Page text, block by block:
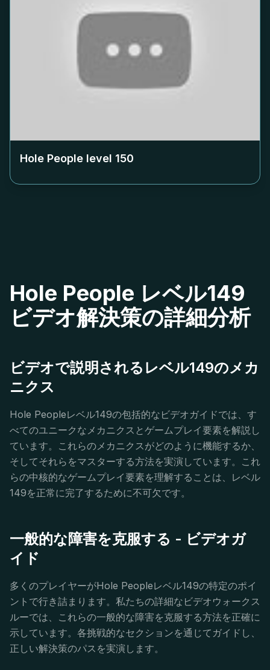
Hole People level 150
Hole People レベル149
ビデオ解決策の詳細分析
ビデオで説明されるレベル149のメカ
ニクス
Hole Peopleレベル149の包括的なビデオガイドでは、す
べてのユニークなメカニクスとゲームプレイ要素を解説し
ています。これらのメカニクスがどのように機能するか、
そしてそれらをマスターする方法を実演しています。これ
らの中核的なゲームプレイ要素を理解することは、レベル
149を正常に完了するために不可欠です。
一般的な障害を克服する - ビデオガ
イド
多くのプレイヤーがHole Peopleレベル149の特定のポイ
ントで行き詰まります。私たちの詳細なビデオウォークス
ルーでは、これらの一般的な障害を克服する方法を正確に
示しています。各挑戦的なセクションを通じてガイドし、
正しい解決策のパスを実演します。